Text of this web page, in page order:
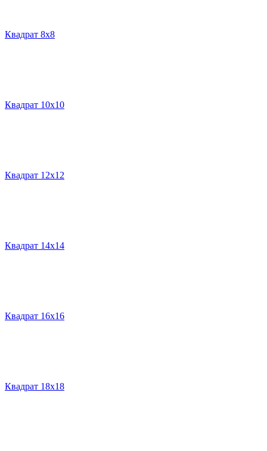
Квадрат 8х8
Квадрат 10х10
Квадрат 12х12
Квадрат 14х14
Квадрат 16х16
Квадрат 18х18